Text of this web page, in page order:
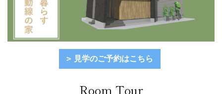
見学のご予約はこちら
Room Tour